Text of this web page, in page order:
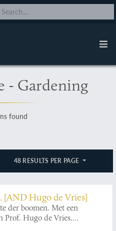
Gardening
found
48 RESULTS PER PAGE
[AND Hugo de Vries]
der boomen. Met een
Prof. Hugo de Vries.